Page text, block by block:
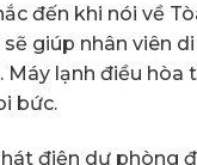
đến khi nói về
giúp nhân viên
lạnh điều
bức.
điện dự phòng